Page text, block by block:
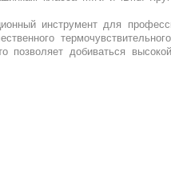
инструмент для
позволяет добиваться